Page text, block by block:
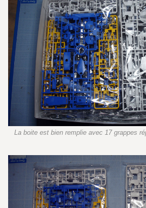
La boite est bien remplie avec 17 grappes